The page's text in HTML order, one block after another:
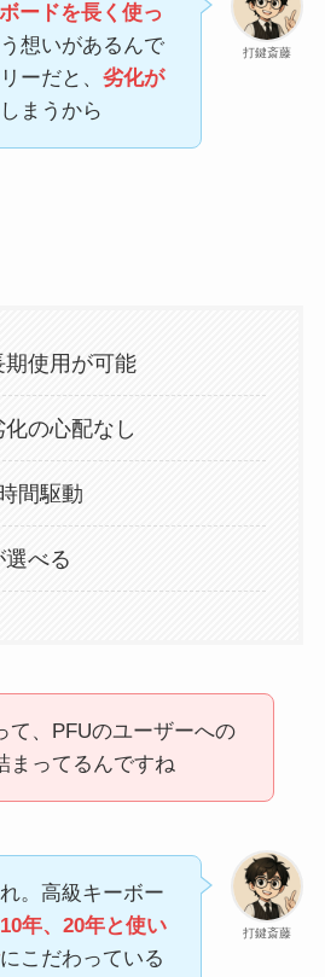
打鍵斎藤
ードを長く使っ
想いがあるんで
ーだと、 劣化が
まうから
使用が可能
の心配なし
間駆動
べる
て、PFUのユーザーへの
まってるんですね
打鍵斎藤
。高級キーボー
10年、20年と使い
にこだわっている